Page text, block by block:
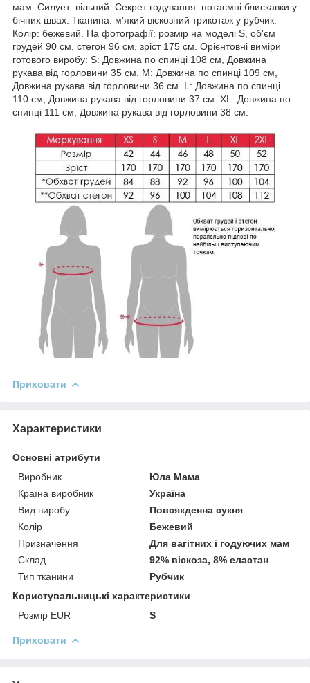
мам. Силует: вільний. Секрет годування: потаємні блискавки у
бічних швах. Тканина: м'який віскозний трикотаж у рубчик.
Колір: бежевий. На фотографії: розмір на моделі S, об'єм
грудей 90 см, стегон 96 см, зріст 175 см. Орієнтовні виміри
готового виробу: S: Довжина по спинці 108 см, Довжина
рукава від горловини 35 см. M: Довжина по спинці 109 см,
Довжина рукава від горловини 36 см. L: Довжина по спинці
110 см, Довжина рукава від горловини 37 см. ХL: Довжина по
спинці 111 см, Довжина рукава від горловини 38 см.
Приховати
Характеристики
Основні атрибути
Виробник
Юла Мама
Країна виробник
Україна
Вид виробу
Повсякденна сукня
Колір
Бежевий
Призначення
Для вагітних і годуючих мам
Склад
92% віскоза, 8% еластан
Тип тканини
Рубчик
Користувальницькі характеристики
Розмір EUR
S
Приховати